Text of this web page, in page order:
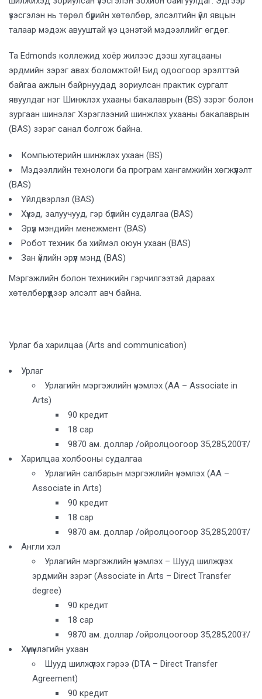
үзэсгэлэн нь төрөл бүрийн хөтөлбөр, элсэлтийн үйл явцын
талаар мэдэж авууштай үнэ цэнэтэй мэдээллийг өгдөг.
Та Edmonds коллежид хоёр жилээс дээш хугацааны
эрдмийн зэрэг авах боломжтой! Бид одоогоор эрэлттэй
байгаа ажлын байрнуудад зориулсан практик сургалт
явуулдаг нэг Шинжлэх ухааны бакалаврын (BS) зэрэг болон
зургаан шинэлэг Хэрэглээний шинжлэх ухааны бакалаврын
(BAS) зэрэг санал болгож байна.
Компьютерийн шинжлэх ухаан (BS)
Мэдээллийн технологи ба програм хангамжийн хөгжүүлэлт
(BAS)
Үйлдвэрлэл (BAS)
Хүүхэд, залуучууд, гэр бүлийн судалгаа (BAS)
Эрүүл мэндийн менежмент (BAS)
Робот техник ба хиймэл оюун ухаан (BAS)
Зан үйлийн эрүүл мэнд (BAS)
Мэргэжлийн болон техникийн гэрчилгээтэй дараах
хөтөлбөрүүдээр элсэлт авч байна.
Урлаг ба харилцаа (Arts and communication)
Урлаг
Урлагийн мэргэжлийн үнэмлэх (AA – Associate in
Arts)
90 кредит
18 сар
9870 ам. доллар /ойролцоогоор 35,285,200₮/
Харилцаа холбооны судалгаа
Урлагийн салбарын мэргэжлийн үнэмлэх (AA –
Associate in Arts)
90 кредит
18 сар
9870 ам. доллар /ойролцоогоор 35,285,200₮/
Англи хэл
Урлагийн мэргэжлийн үнэмлэх – Шууд шилжүүлэх
эрдмийн зэрэг (Associate in Arts – Direct Transfer
degree)
90 кредит
18 сар
9870 ам. доллар /ойролцоогоор 35,285,200₮/
Хүмүүнлэгийн ухаан
Шууд шилжүүлэх гэрээ (DTA – Direct Transfer
Agreement)
90 кредит